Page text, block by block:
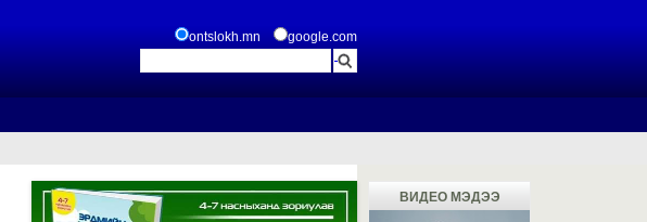
ontslokh.mn google.com
ВИДЕО МЭДЭЭ